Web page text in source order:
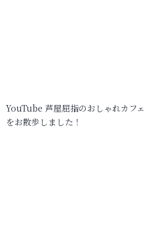
YouTube 芦屋屈指のおしゃれカフ
をお散歩しました！